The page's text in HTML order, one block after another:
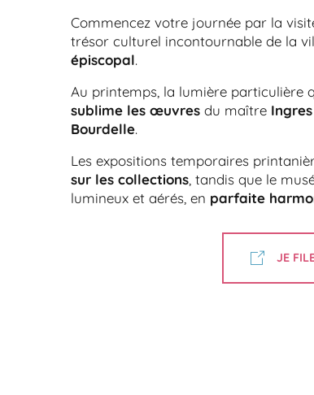
Commencez votre journée par la
trésor culturel incontournable de la
épiscopal.
Au printemps, la lumière particulière
sublime les œuvres du maître Ingres
Bourdelle.
Les expositions temporaires
sur les collections , tandis que le
lumineux et aérés, en parfaite
JE